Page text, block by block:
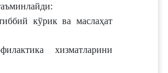
кўрик ва маслаҳат
хизматларини